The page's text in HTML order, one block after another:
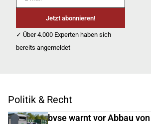
Jetzt abonnieren!
✓ Über 4.000 Experten haben sich
bereits angemeldet
Politik & Recht
bvse warnt vor Abbau von